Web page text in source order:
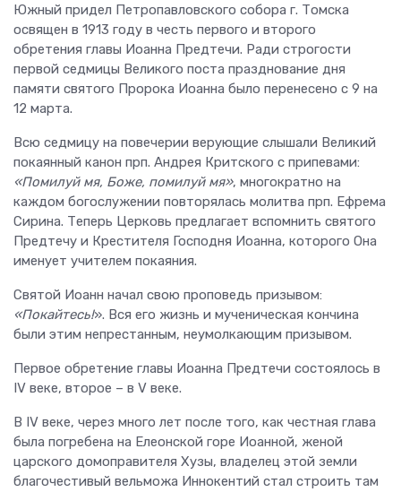
Южный придел Петропавловского собора г. Томска
освящен в 1913 году в честь первого и второго
обретения главы Иоанна Предтечи. Ради строгости
первой седмицы Великого поста празднование дня
памяти святого Пророка Иоанна было перенесено с 9 на
12 марта.
Всю седмицу на повечерии верующие слышали Великий
покаянный канон прп. Андрея Критского с припевами:
«Помилуй мя, Боже, помилуй мя», многократно на
каждом богослужении повторялась молитва прп. Ефрема
Сирина. Теперь Церковь предлагает вспомнить святого
Предтечу и Крестителя Господня Иоанна, которого Она
именует учителем покаяния.
Святой Иоанн начал свою проповедь призывом:
«Покайтесь!». Вся его жизнь и мученическая кончина
были этим непрестанным, неумолкающим призывом.
Первое обретение главы Иоанна Предтечи состоялось в
IV веке, второе – в V веке.
В IV веке, через много лет после того, как честная глава
была погребена на Елеонской горе Иоанной, женой
царского домоправителя Хузы, владелец этой земли
благочестивый вельможа Иннокентий стал строить там